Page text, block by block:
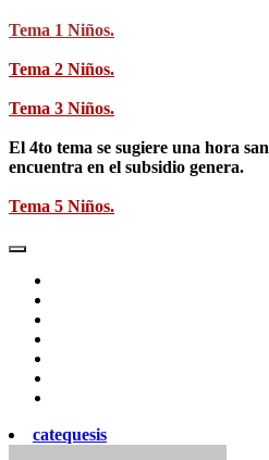
Tema 1 Niños.
Tema 2 Niños.
Tema 3 Niños.
El 4to tema se sugiere una hora
encuentra en el subsidio genera.
Tema 5 Niños.
catequesis